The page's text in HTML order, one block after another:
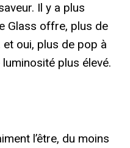
Il y a plus
Glass offre, plus de
oui, plus de pop à
luminosité plus élevé.
l’être, du moins